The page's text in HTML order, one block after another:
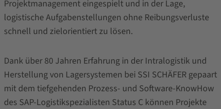
Projektmanagement eingespielt und in der Lage,
logistische Aufgabenstellungen ohne Reibungsverluste
schnell und zielorientiert zu lösen.
Dank über 80 Jahren Erfahrung in der Intralogistik und
Herstellung von Lagersystemen bei SSI SCHÄFER gepaart
mit dem tiefgehenden Prozess- und Software-KnowHow
des SAP-Logistikspezialisten Status C können Projekte